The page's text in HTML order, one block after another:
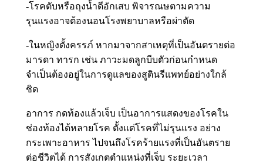
-โรคตับหรือถุงน้ำดีอักเสบ พิจารณษตามความ
รุนแรงอาจต้องนอนโรงพยาบาลหรือผ่าตัด
-ในหญิงตั้งครรภ์ หากมาจากสาเหตุที่เป็นอันตรายต่อ
มารดา ทารก เช่น ภาวะมดลูกบีบตัวก่อนกำหนด
จำเป็นต้องอยู่ในการดูแลของสูตินรีแพทย์อย่างใกล้
ชิด
อาการ กดท้องแล้วเจ็บ เป็นอาการแสดงของโรคใน
ช่องท้องได้หลายโรค ตั้งแต่โรคที่ไม่รุนแรง อย่าง
กระเพาะอาหาร ไปจนถึงโรคร้ายแรงที่เป็นอันตราย
ต่อชีวิตได้ การสังเกตตำแหน่งที่เจ็บ ระยะเวลา